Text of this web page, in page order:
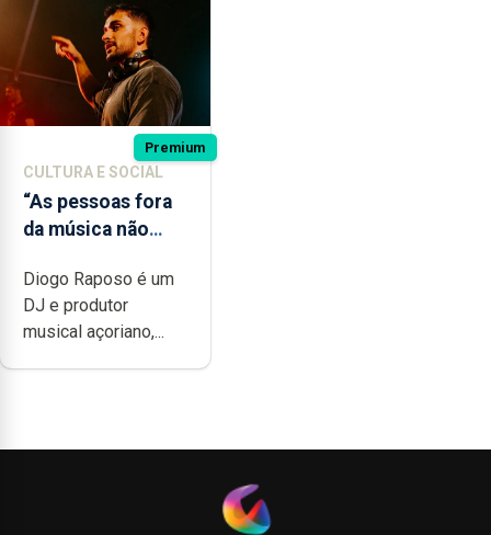
Premium
CULTURA E SOCIAL
“As pessoas fora
da música não
quão difícil é
produzir uma
música”
Diogo Raposo é um
DJ e produtor
musical açoriano,...